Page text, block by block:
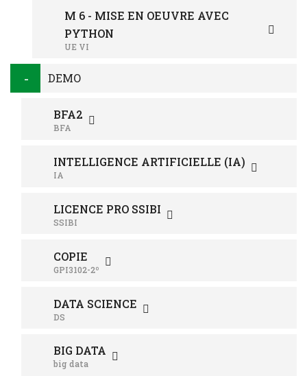
M 6 - MISE EN OEUVRE AVEC
PYTHON
UE VI
DEMO
BFA2
BFA
INTELLIGENCE ARTIFICIELLE (IA)
IA
LICENCE PRO SSIBI
SSIBI
COPIE
GPI3102-2º
DATA SCIENCE
DS
BIG DATA
big data